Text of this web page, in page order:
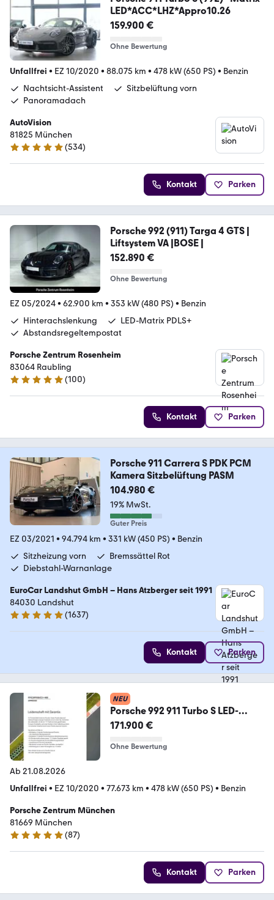
LED*ACC*LHZ*Appro10.26
159.900 €
Ohne Bewertung
Unfallfrei • EZ 10/2020 • 88.075 km • 478 kW (650 PS) • Benzin
Nachtsicht-Assistent
Sitzbelüftung vorn
Panoramadach
AutoVision
81825 München
4.9 Sterne
(534)
Kontakt Parken
Porsche 992 (911) Targa 4 GTS |
Liftsystem VA |BOSE |
152.890 €
Ohne Bewertung
EZ 05/2024• 62.900 km • 353 kW (480 PS) • Benzin
Hinterachslenkung
LED-Matrix PDLS+
Abstandsregeltempostat
Porsche Zentrum Rosenheim
83064 Raubling
5 Sterne
(100)
Kontakt Parken
Porsche 911 Carrera S PDK PCM
Kamera Sitzbelüftung PASM
104.980 €
19% MwSt.
Guter Preis
EZ 03/2021 • 94.794 km • 331 kW (450 PS) • Benzin
Sitzheizung vorn
Bremssättel Rot
Diebstahl-Warnanlage
EuroCar Landshut GmbH – Hans Atzberger seit 1991
84030 Landshut
4.9 Sterne
(1637)
Kontakt Parken
NEU
Porsche 992 911 Turbo S LED-
Matrix Surround-View BOSE
171.900 €
Ohne Bewertung
Ab 21.08.2026
Unfallfrei • EZ 10/2020 • 77.673 km • 478 kW (650 PS) • Benzin
Porsche Zentrum München
81669 München
5 Sterne
(87)
Kontakt Parken